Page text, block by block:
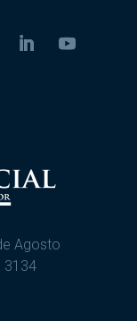
Agosto
3134